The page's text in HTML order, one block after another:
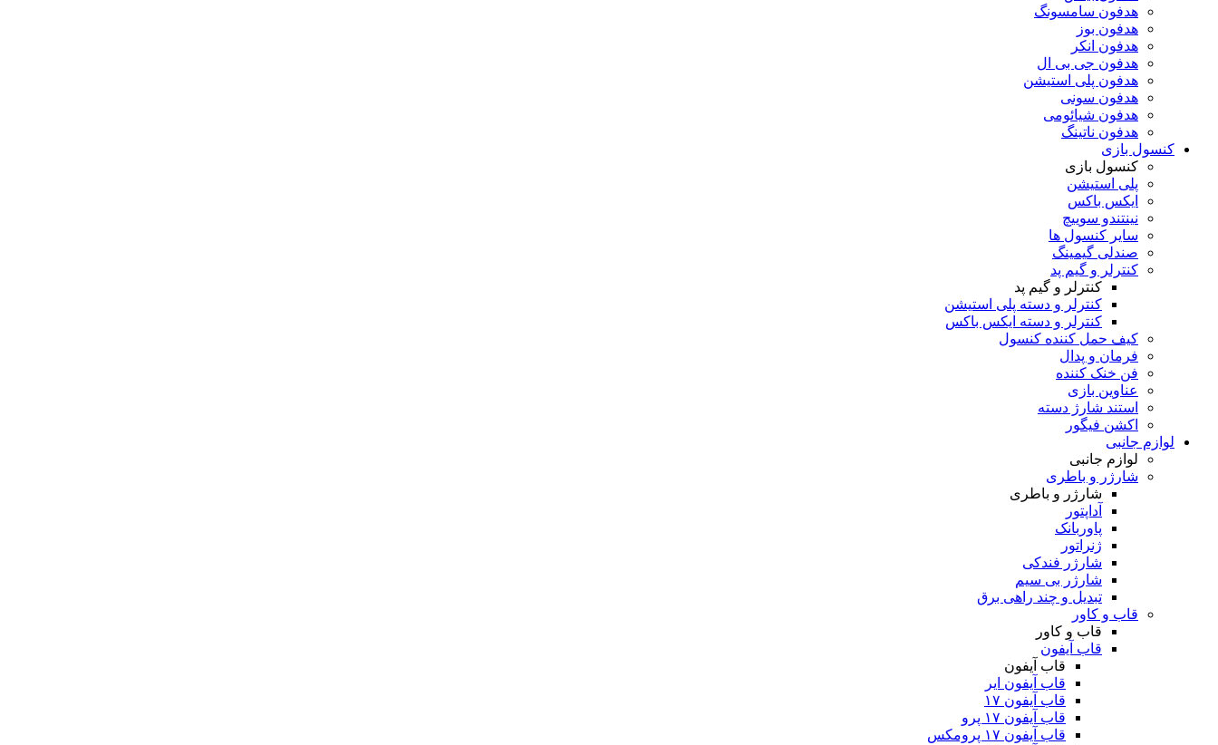
هدفون سامسونگ
هدفون بوز
هدفون انکر
هدفون جی بی ال
هدفون پلی استیشن
هدفون سونی
هدفون شیائومی
هدفون ناتینگ
کنسول بازی
کنسول بازی
پلی استیشن
ایکس باکس
نینتندو سوییچ
سایر کنسول ها
صندلی گیمینگ
کنترلر و گیم پد
کنترلر و گیم پد
کنترلر و دسته پلی استیشن
کنترلر و دسته ایکس باکس
کیف حمل کننده کنسول
فرمان و پدال
فن خنک کننده
عناوین بازی
استند شارژ دسته
اکشن فیگور
لوازم جانبی
لوازم جانبی
شارژر و باطری
شارژر و باطری
آداپتور
پاوربانک
ژنراتور
شارژر فندکی
شارژر بی سیم
تبدیل و چند راهی برق
قاب و کاور
قاب و کاور
قاب آیفون
قاب آیفون
قاب آیفون ایر
قاب آیفون ۱۷
قاب آیفون ۱۷ پرو
قاب آیفون ۱۷ پرومکس